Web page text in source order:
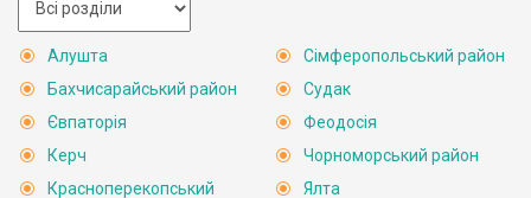
Алушта
Бахчисарайський район
Євпаторія
Керч
Красноперекопський
Сімферопольський район
Судак
Феодосія
Чорноморський район
Ялта